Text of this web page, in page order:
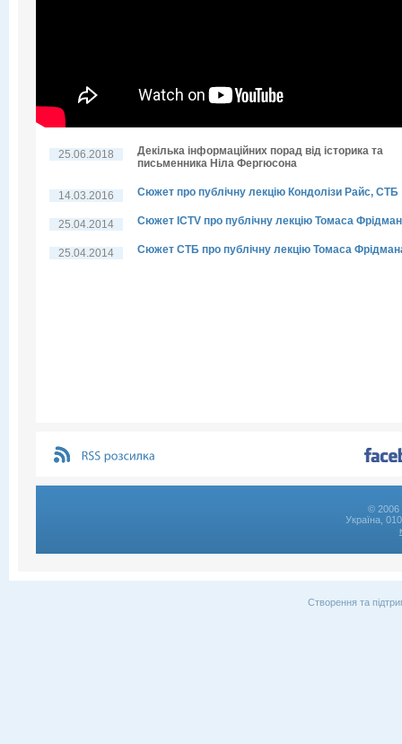
25.06.2018
Декілька інформаційних порад від історика та
письменника Ніла Фергюсона
14.03.2016 Сюжет про публічну лекцію Кондолізи Райс, СТБ
25.04.2014 Сюжет ICTV про публічну лекцію Томаса
25.04.2014 Сюжет СТБ про публічну лекцію Томаса
© 2006
Україна,
Створення та